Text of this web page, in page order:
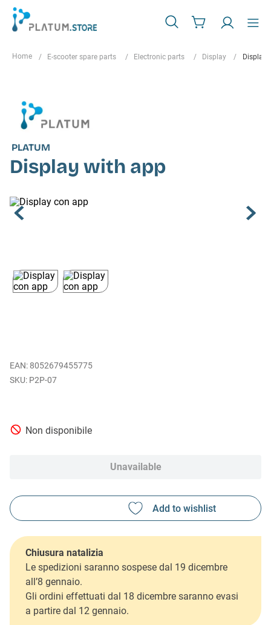
E-scooter spare parts Electronic parts Display Display
PLATUM
Display with app
EAN: 8052679455775
P2P-07
Non disponibile
Unavailable
Chiusura natalizia
Le spedizioni saranno sospese dal 19 dicembre
all’8 gennaio.
Gli ordini effettuati dal 18 dicembre saranno evasi
a partire dal 12 gennaio.